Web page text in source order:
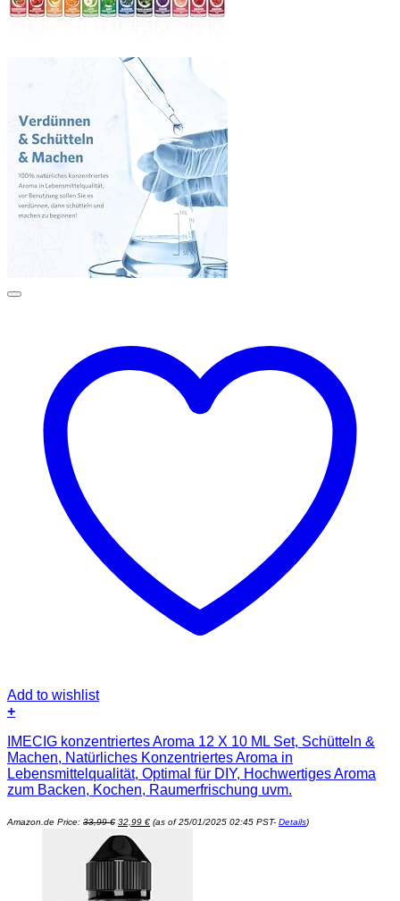
Add to wishlist
+
IMECIG konzentriertes Aroma 12 X 10 ML Set, Schütteln &
Machen, Natürliches Konzentriertes Aroma in
Lebensmittelqualität, Optimal für DIY, Hochwertiges Aroma
zum Backen, Kochen, Raumerfrischung uvm.
Amazon.de Price: 33,99€
Ursprünglicher
Preis
war:
33,99 €
32,99 €
Aktueller
Preis
(as of 25/01/2025 02:45 PST- Details)